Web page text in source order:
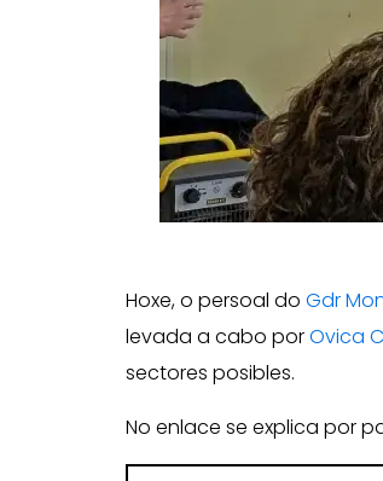
Hoxe, o persoal do Gdr
levada a cabo porOvica
sectores posibles.
No enlace se explica por